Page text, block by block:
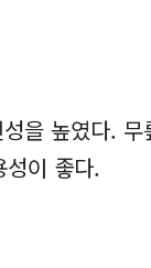
을 높였다. 무
이 좋다.